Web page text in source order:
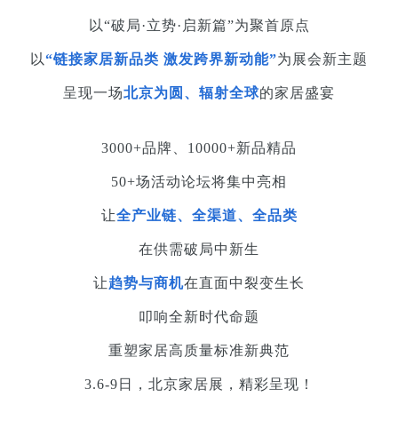
以“破局·立势·启新篇”为聚首原点
以“链接家居新品类 激发跨界新动能”为展会新主题
呈现一场北京为圆、辐射全球的家居盛宴
3000+品牌、10000+新品精品
50+场活动论坛将集中亮相
让全产业链、全渠道、全品类
在供需破局中新生
让趋势与商机在直面中裂变生长
叩响全新时代命题
重塑家居高质量标准新典范
3.6-9日，北京家居展，精彩呈现！